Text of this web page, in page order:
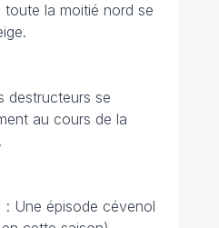
toute la moitié nord se
destructeurs se
au cours de la
: Une épisode cévenol